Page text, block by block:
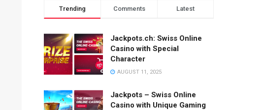
Trending Comments Latest
Jackpots.ch: Swiss Online
Casino with Special
Character
AUGUST 11, 2025
Jackpots – Swiss Online
Casino with Unique Gaming